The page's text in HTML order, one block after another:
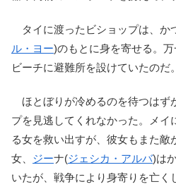
タイに渡ったビショップは、か
ル・ヨー)のもとに身を寄せる。
ビーチに避難所を設けていたのだ。
ほとぼりが冷めるのを待つはず
プを見逃してくれなかった。メイ
る女を救い出すが、彼女もまた敵
女、 ジーナ(ジェシカ・アルバ)は
いたが、戦争により身寄りを亡く